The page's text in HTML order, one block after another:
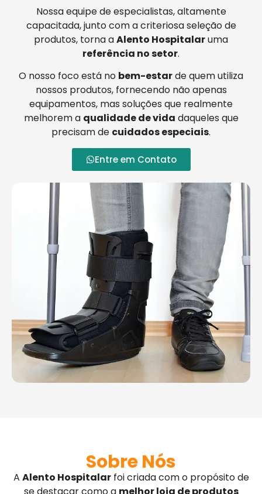
Nossa equipe de especialistas, altamente
capacitada, junto com a criteriosa seleção de
produtos, torna aAlento Hospitalaruma
referência no setor.
O nosso foco está no bem-estarde quem utiliza
nossos produtos, fornecendo não apenas
equipamentos, mas soluções que realmente
melhorem a qualidade de vida daqueles que
precisam de cuidados especiais.
Entre em Contato
Sobre Nós
A Alento Hospitalarfoi criada com o propósito de